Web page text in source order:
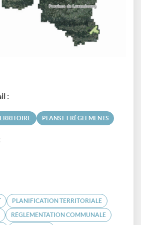
:
PLANS ET RÈGLEMENTS
PLANIFICATION TERRITORIALE
RÉGLEMENTATION COMMUNALE